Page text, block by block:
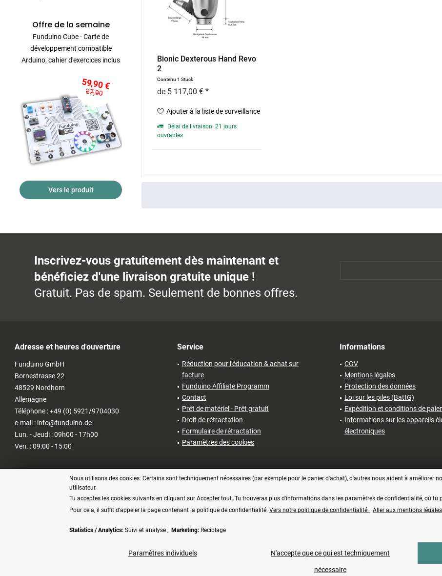
Offre de la semaine
Funduino Cube - Carte de
développement compatible
Arduino, cahier d'exercices inclus
59,90 €
27,90
Vers le produit
Bionic Dexterous Hand Revo
2
Contenu1 Stück
de 5 117,00 € *
Ajouter à la liste de surveillance
Délai de livraison: 21 jours
ouvrables
Inscrivez-vous gratuitement dès maintenant et
bénéficiez d'une livraison gratuite unique !
Gratuit. Pas de spam. Seulement de bonnes offres.
Adresse et heures d'ouverture
Funduino GmbH
Bornestrasse 22
48529 Nordhorn
Allemagne
Téléphone : +49 (0) 5921/9704030
e-mail : info@funduino.de
Lun. - Jeudi : 09h00 - 17h00
Ven. : 09:00 - 15:00
Service
Réduction pour l'éducation & achat sur
facture
Funduino Affiliate Programm
Contact
Prêt de matériel - Prêt gratuit
Droit de rétractation
Formulaire de rétractation
Paramètres des cookies
Informations
CGV
Mentions légales
Protection des données
Loi sur les piles (BattG)
Expédition et conditions de
Informations sur les appareils
électroniques
Nous utilisons des cookies. Certains sont techniquement nécessaires (par exemple pour le panier d'achat), d'autres nous aident à améliorer
utilisateur.
Tu acceptes les cookies suivants en cliquant sur Accepter tout. Tu trouveras plus d'informations dans les paramètres de confidentialité, où
Pour cela, il suffit d'appeler la page contenant la politique de confidentialité. Vers notre politique de confidentialité. Aller aux mentions légales
Statistics / Analytics: Suivi et analyse , Marketing: Reciblage
Paramètres individuels N'accepte que ce qui est techniquement
nécessaire